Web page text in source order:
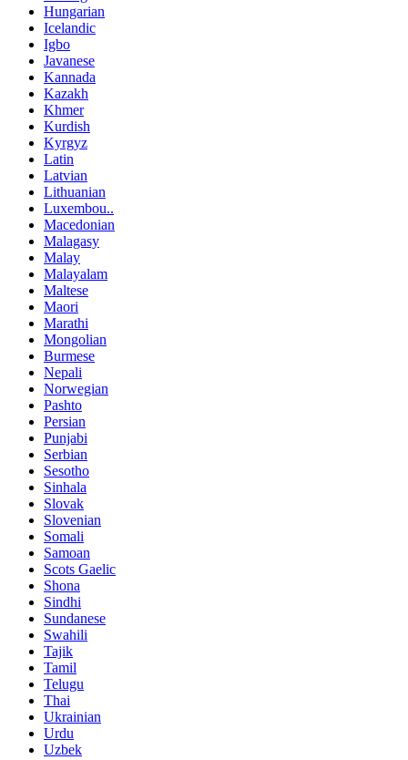
Hungarian
Icelandic
Igbo
Javanese
Kannada
Kazakh
Khmer
Kurdish
Kyrgyz
Latin
Latvian
Lithuanian
Luxembou..
Macedonian
Malagasy
Malay
Malayalam
Maltese
Maori
Marathi
Mongolian
Burmese
Nepali
Norwegian
Pashto
Persian
Punjabi
Serbian
Sesotho
Sinhala
Slovak
Slovenian
Somali
Samoan
Scots Gaelic
Shona
Sindhi
Sundanese
Swahili
Tajik
Tamil
Telugu
Thai
Ukrainian
Urdu
Uzbek